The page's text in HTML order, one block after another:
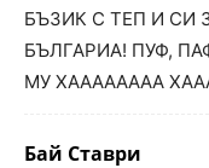
БЪЗИК С ТЕП И СИ
БЪЛГАРИА! ПУФ,
МУ ХАААААААА
Бай Ставри